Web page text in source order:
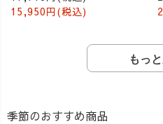
15,950円(税込)
もっ
季節のおすすめ商品